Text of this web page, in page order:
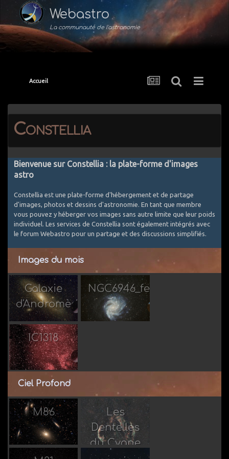
Webastro
La communauté de l'astronomie
Accueil
Constellia
Bienvenue sur Constellia : la plate-forme d'images
astro
Constellia est une plate-forme d'hébergement et de partage
d'images, photos et dessins d'astronomie. En tant que membre
vous pouvez y héberger vos images sans autre limite que leur poids
individuel. Les services de Constellia sont également intégrés avec
le forum Webastro pour un partage et des discussions simplifiés.
Images du mois
Galaxie
d'Andromède
Par Taorage
NGC6946_feu_artifice
IC1318
Ciel Profond
M86
Par
Dolmen12
Les
Dentelles
du Cygne